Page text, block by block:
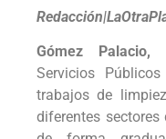
Gómez Palacio,
Servicios
trabajos de
diferentes